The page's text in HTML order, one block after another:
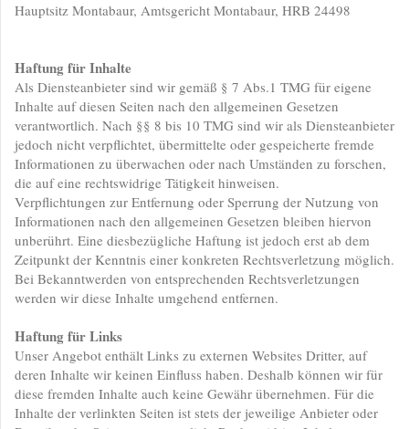
Hauptsitz Montabaur, Amtsgericht Montabaur, HRB 24498
Haftung für Inhalte
Als Diensteanbieter sind wir gemäß § 7 Abs.1 TMG für eigene
Inhalte auf diesen Seiten nach den allgemeinen Gesetzen
verantwortlich. Nach §§ 8 bis 10 TMG sind wir als Diensteanbieter
jedoch nicht verpflichtet, übermittelte oder gespeicherte fremde
Informationen zu überwachen oder nach Umständen zu forschen,
die auf eine rechtswidrige Tätigkeit hinweisen.
Verpflichtungen zur Entfernung oder Sperrung der Nutzung von
Informationen nach den allgemeinen Gesetzen bleiben hiervon
unberührt. Eine diesbezügliche Haftung ist jedoch erst ab dem
Zeitpunkt der Kenntnis einer konkreten Rechtsverletzung möglich.
Bei Bekanntwerden von entsprechenden Rechtsverletzungen
werden wir diese Inhalte umgehend entfernen.
Haftung für Links
Unser Angebot enthält Links zu externen Websites Dritter, auf
deren Inhalte wir keinen Einfluss haben. Deshalb können wir für
diese fremden Inhalte auch keine Gewähr übernehmen. Für die
Inhalte der verlinkten Seiten ist stets der jeweilige Anbieter oder